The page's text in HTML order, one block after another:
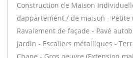
Construction de Maison
dappartement / de maison -
Ravalement de façade - Pavé
jardin - Escaliers métalliques -